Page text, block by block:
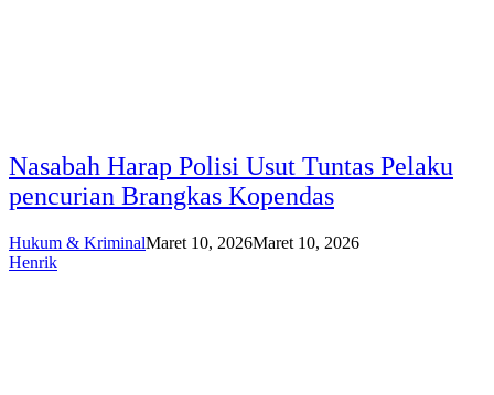
Nasabah Harap Polisi Usut Tuntas Pelaku
pencurian Brangkas Kopendas
Hukum & KriminalMaret 10, 2026Maret 10, 2026
Henrik